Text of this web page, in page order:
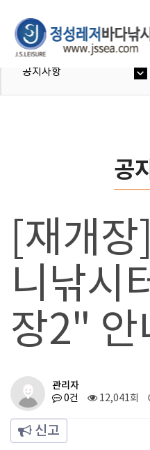
공지사항
공
[재개장
니낚시
장2" 안
관리자
0건 12,041회
신고